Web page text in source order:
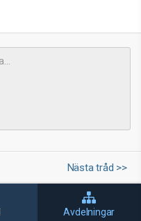
Nästa tråd >>
Avdelningar